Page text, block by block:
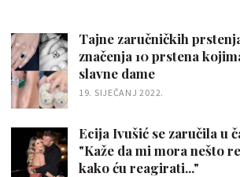
Tajne zaručničkih
značenja 10 prstena
slavne dame
19. SIJEČANJ 2022.
Ecija Ivušić se zaručila u
"Kaže da mi mora nešto
kako ću reagirati..."